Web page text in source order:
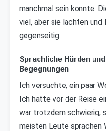
manchmal sein konnte.
viel, aber sie lachten
gegenseitig.
Sprachliche Hürden
Begegnungen
Ich versuchte, ein paar
Ich hatte vor der Reise
war trotzdem schwierig,
meisten Leute sprachen